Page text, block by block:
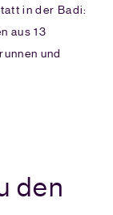
in der Badi:
aus 13
und
den